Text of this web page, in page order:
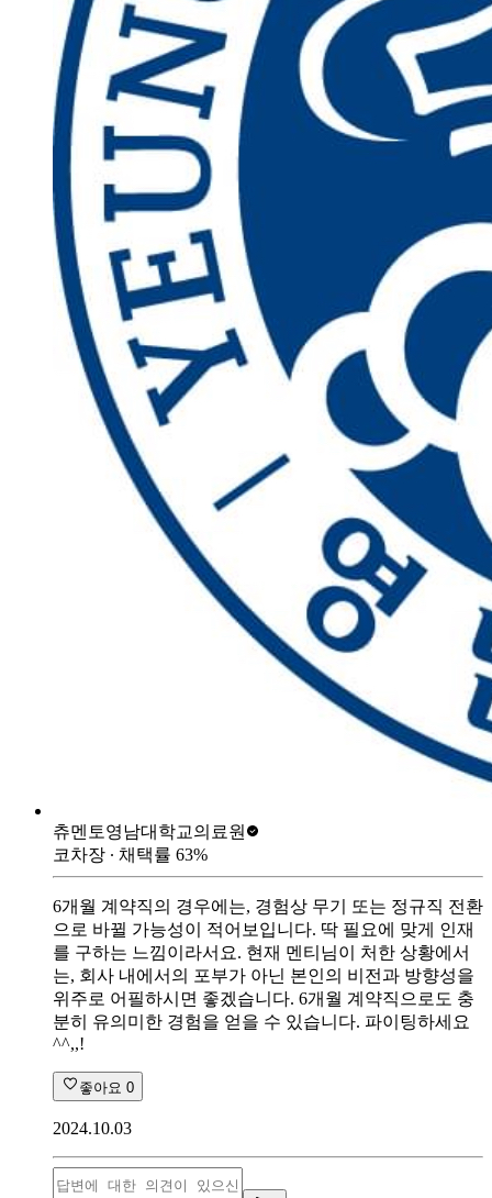
츄멘토영남대학교의료원
코차장 ∙ 채택률 63%
6개월 계약직의 경우에는, 경험상 무기 또는 정규직 전환
으로 바뀔 가능성이 적어보입니다. 딱 필요에 맞게 인재
를 구하는 느낌이라서요. 현재 멘티님이 처한 상황에서
는, 회사 내에서의 포부가 아닌 본인의 비전과 방향성을
위주로 어필하시면 좋겠습니다. 6개월 계약직으로도 충
분히 유의미한 경험을 얻을 수 있습니다. 파이팅하세요
^^,,!
좋아요 0
2024.10.03